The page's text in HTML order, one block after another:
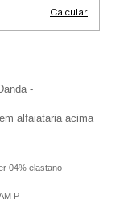
Calcular
-
alfaiataria acima
04% elastano
P